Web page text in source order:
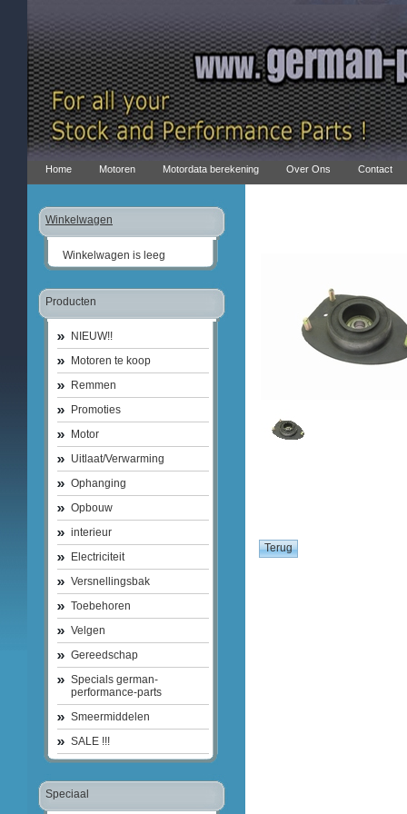
Home Motoren Motordata berekening Over Ons Contact
Winkelwagen
Winkelwagen is leeg
Producten
NIEUW!!
Motoren te koop
Remmen
Promoties
Motor
Uitlaat/Verwarming
Ophanging
Opbouw
interieur
Electriciteit
Versnellingsbak
Toebehoren
Velgen
Gereedschap
Specials german-
performance-parts
Smeermiddelen
SALE !!!
Speciaal